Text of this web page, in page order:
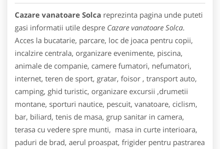
Cazare vanatoare Solca reprezinta pagina unde puteti
gasi informatii utile despre Cazare vanatoare Solca.
Acces la bucatarie, parcare, loc de joaca pentru copii,
incalzire centrala, organizare evenimente, piscina,
animale de companie, camere fumatori, nefumatori,
internet, teren de sport, gratar, foisor , transport auto,
camping, ghid turistic, organizare excursii ,drumetii
montane, sporturi nautice, pescuit, vanatoare, ciclism,
bar, biliard, tenis de masa, grup sanitar in camera,
terasa cu vedere spre munti, masa in curte interioara,
paduri de brad, aerul proaspat, frigider pentru pastrarea